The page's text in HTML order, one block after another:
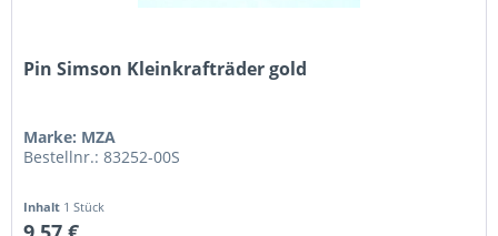
Pin Simson Kleinkrafträder gold
Marke: MZA
Bestellnr.: 83252-00S
Inhalt 1 Stück